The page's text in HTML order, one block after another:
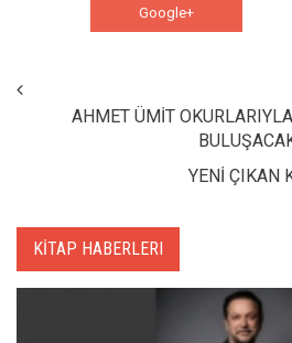
Google+
AHMET ÜMİT
YENİ ÇIKAN
KİTAP HABERLERI